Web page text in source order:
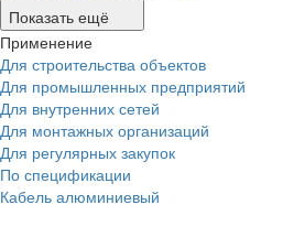
Показать ещё
Применение
Для строительства объектов
Для промышленных предприятий
Для внутренних сетей
Для монтажных организаций
Для регулярных закупок
По спецификации
Кабель алюминиевый